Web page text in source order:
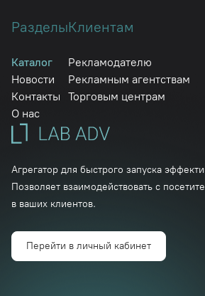
Агрегатор для быстрого запуска
Позволяет взаимодействовать с
в ваших клиентов.
Перейти в личный кабинет
Разделы
Каталог
Новости
Контакты
О нас
Клиентам
Рекламодателю
Рекламным агентствам
Торговым центрам